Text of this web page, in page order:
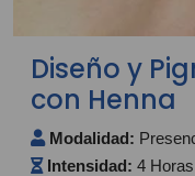
Diseño y
con Henna
Modalidad:
Intensidad: 4 Horas